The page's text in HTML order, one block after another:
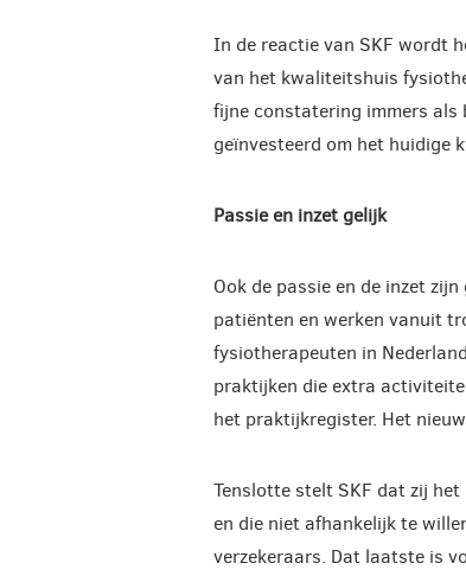
In de reactie van SKF wordt
van het kwaliteitshuis
fijne constatering immers als
geïnvesteerd om het huidige
Passie en inzet gelijk
Ook de passie en de inzet
patiënten en werken vanuit
fysiotherapeuten in
praktijken die extra
het praktijkregister. Het
Tenslotte stelt SKF dat zij
en die niet afhankelijk te
verzekeraars. Dat laatste is